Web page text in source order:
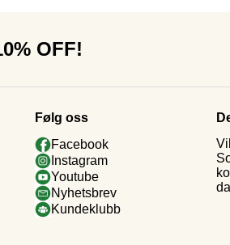
OFF!
Følg oss
Facebook
Instagram
Youtube
Nyhetsbrev
Kundeklubb